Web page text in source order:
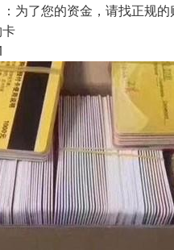
了您的资金，请找正规的